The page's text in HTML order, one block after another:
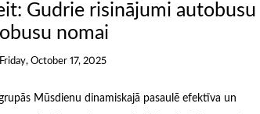
Gudrie risinājumi autobusu
nomai
Friday, October 17, 2025
Mūsdienu dinamiskajā pasaulē efektīva un